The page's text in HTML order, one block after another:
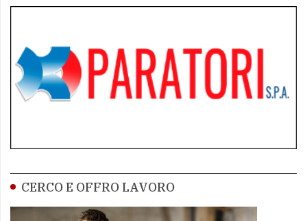
CERCO E OFFRO LAVORO